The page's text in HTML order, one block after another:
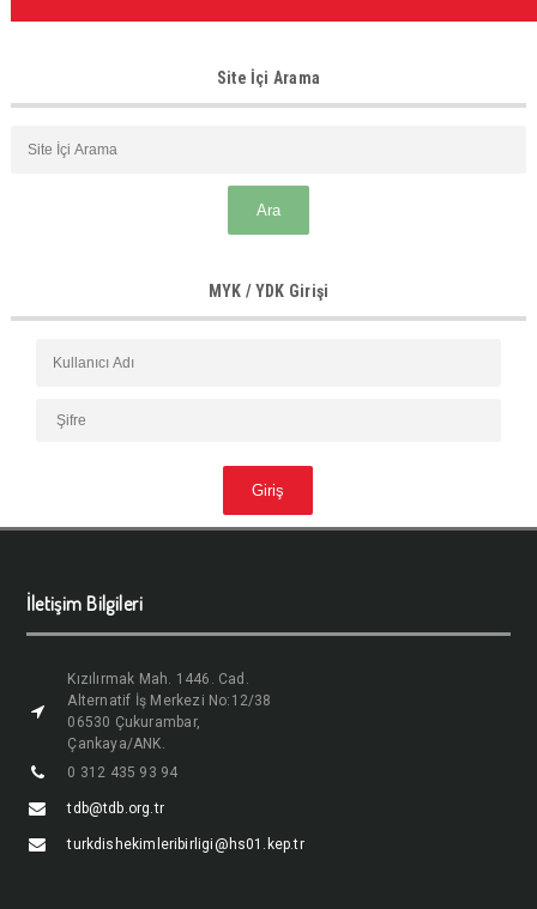
Site İçi Arama
MYK / YDK Girişi
İletişim Bilgileri
Kızılırmak Mah. 1446. Cad.
Alternatif İş Merkezi No:12/38
06530 Çukurambar,
Çankaya/ANK.
0 312 435 93 94
tdb@tdb.org.tr
turkdishekimleribirligi@hs01.kep.tr